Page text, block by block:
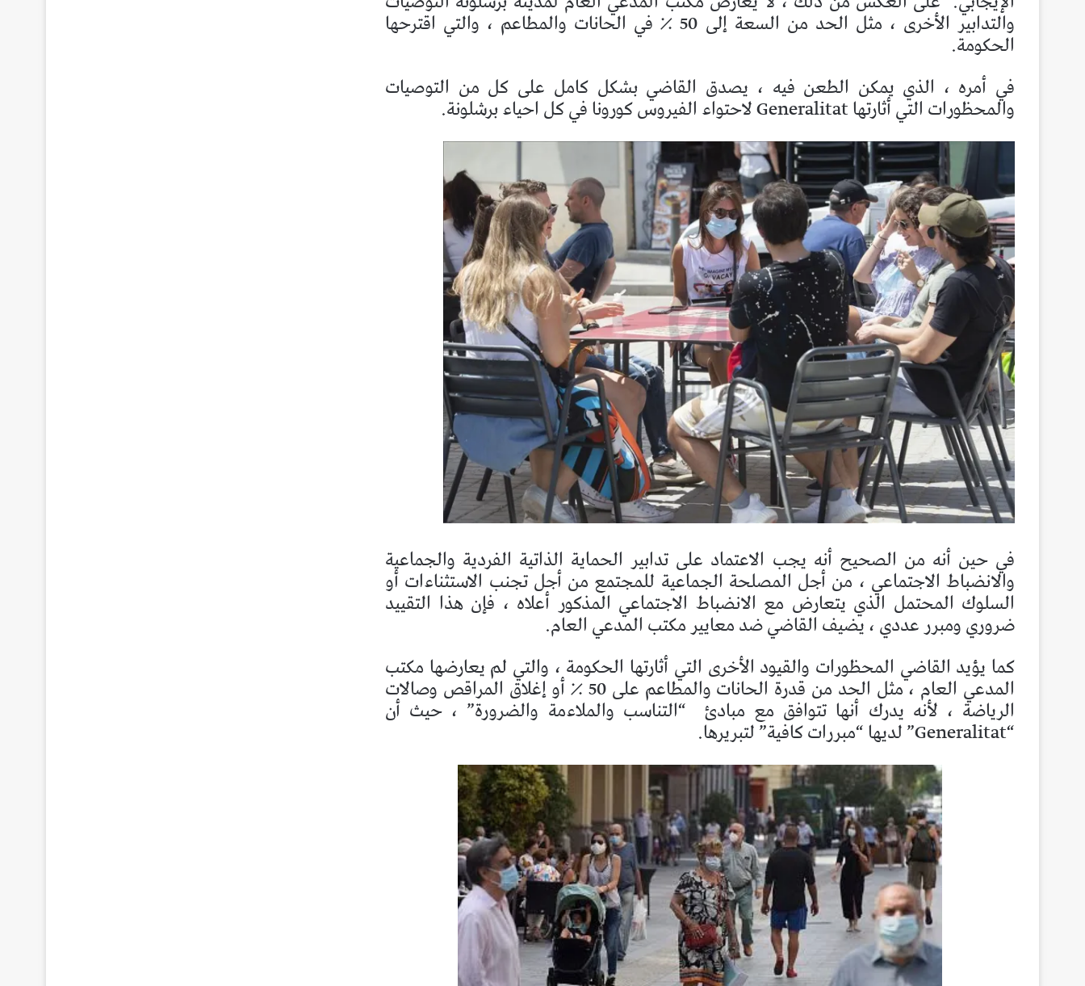
والتدابير الأخرى ، مثل الحد من السعة إلى 50 ٪ في الحانات والمطاعم ، والتي اقترحها
الحكومة.
في أمره ، الذي يمكن الطعن فيه ، يصدق القاضي بشكل كامل على كل من التوصيات
والمحظورات التي أثارتها Generalitat لاحتواء الفيروس كورونا في كل احياء برشلونة.
في حين أنه من الصحيح أنه يجب الاعتماد على تدابير الحماية الذاتية الفردية والجماعية
والانضباط الاجتماعي ، من أجل المصلحة الجماعية للمجتمع من أجل تجنب الاستثناءات أو
السلوك المحتمل الذي يتعارض مع الانضباط الاجتماعي المذكور أعلاه ، فإن هذا التقييد
ضروري ومبرر عددي ، يضيف القاضي ضد معايير مكتب المدعي العام.
كما يؤيد القاضي المحظورات والقيود الأخرى التي أثارتها الحكومة ، والتي لم يعارضها مكتب
المدعي العام ، مثل الحد من قدرة الحانات والمطاعم على 50 ٪ أو إغلاق المراقص وصالات
الرياضة ، لأنه يدرك أنها تتوافق مع مبادئ “التناسب والملاءمة والضرورة” ، حيث أن
“Generalitat” لديها “مبررات كافية” لتبريرها.